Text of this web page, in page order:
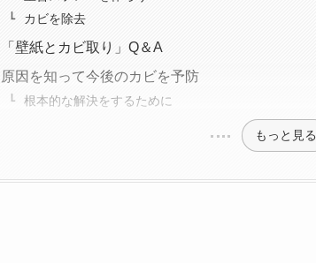
カビを除去
「壁紙とカビ取り」Q＆A
原因を知って今後のカビを予防
根本的な解決をするために
もっと見る